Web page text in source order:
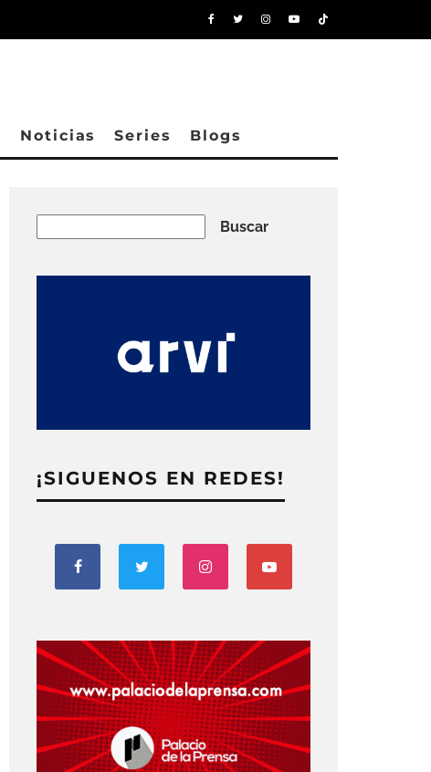
Noticias Series Blogs
Buscar
¡SIGUENOS EN REDES!